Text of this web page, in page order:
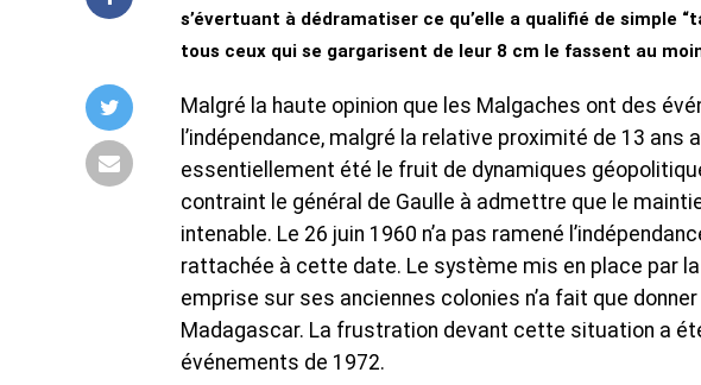
s’évertuant à dédramatiser ce qu’elle a qualifié de simple
tous ceux qui se gargarisent de leur 8 cm le fassent au
Malgré la haute opinion que les Malgaches ont des
l’indépendance, malgré la relative proximité de 13 ans
essentiellement été le fruit de dynamiques
contraint le général de Gaulle à admettre que le
intenable. Le 26 juin 1960 n’a pas ramené
rattachée à cette date. Le système mis en place par
emprise sur ses anciennes colonies n’a fait que
Madagascar. La frustration devant cette situation a
événements de 1972.